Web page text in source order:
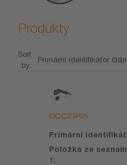
Produkty
Sort
by:
výrobku
identifikátor
OCC23P05